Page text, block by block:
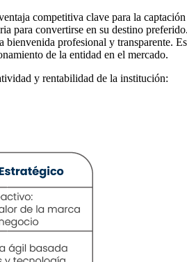
competitiva clave para la
para convertirse en su destino
profesional y transparente.
de la entidad en el mercado.
y rentabilidad de la institución: